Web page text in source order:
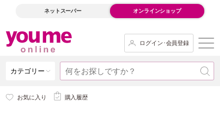
ネットスーパー オンラインショップ
ログイン･会員登録
カテゴリー
お気に入り 購入履歴